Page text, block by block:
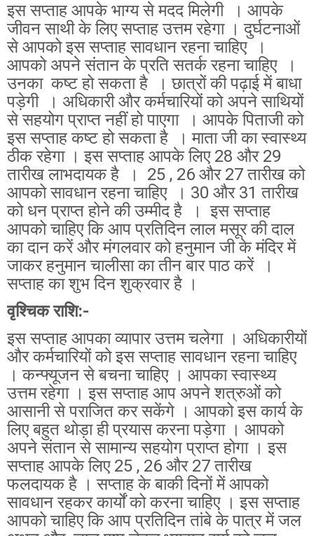
इस सप्ताह आपके भाग्य से मदद मिलेगी । आपके
जीवन साथी के लिए सप्ताह उत्तम रहेगा । दुर्घटनाओं
से आपको इस सप्ताह सावधान रहना चाहिए ।
आपको अपने संतान के प्रति सतर्क रहना चाहिए ।
उनका कष्ट हो सकता है । छात्रों की पढ़ाई में बाधा
पड़ेगी । अधिकारी और कर्मचारियों को अपने साथियों
से सहयोग प्राप्त नहीं हो पाएगा । आपके पिताजी को
इस सप्ताह कष्ट हो सकता है । माता जी का स्वास्थ्य
ठीक रहेगा । इस सप्ताह आपके लिए 28 और 29
तारीख लाभदायक है । 25 , 26 और 27 तारीख को
आपको सावधान रहना चाहिए । 30 और 31 तारीख
को धन प्राप्त होने की उम्मीद है । इस सप्ताह
आपको चाहिए कि आप प्रतिदिन लाल मसूर की दाल
का दान करें और मंगलवार को हनुमान जी के मंदिर में
जाकर हनुमान चालीसा का तीन बार पाठ करें ।
सप्ताह का शुभ दिन शुक्रवार है ।
वृश्चिक राशि:-
इस सप्ताह आपका व्यापार उत्तम चलेगा । अधिकारीयों
और कर्मचारियों को इस सप्ताह सावधान रहना चाहिए
। कन्फ्यूजन से बचना चाहिए । आपका स्वास्थ्य
उत्तम रहेगा । इस सप्ताह आप अपने शत्रुओं को
आसानी से पराजित कर सकेंगे । आपको इस कार्य के
लिए बहुत थोड़ा ही प्रयास करना पड़ेगा । आपको
अपने संतान से सामान्य सहयोग प्राप्त होगा । इस
सप्ताह आपके लिए 25 , 26 और 27 तारीख
फलदायक है । सप्ताह के बाकी दिनों में आपको
सावधान रहकर कार्यों को करना चाहिए । इस सप्ताह
आपको चाहिए कि आप प्रतिदिन तांबे के पात्र में जल